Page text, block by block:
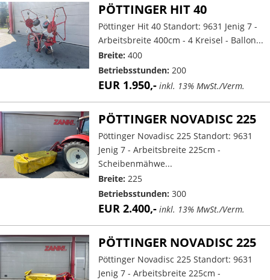
PÖTTINGER HIT 40
Pöttinger Hit 40 Standort: 9631 Jenig 7 -
Arbeitsbreite 400cm - 4 Kreisel - Ballon...
Breite: 400
Betriebsstunden: 200
EUR 1.950,- inkl. 13% MwSt./Verm.
PÖTTINGER NOVADISC 225
Pöttinger Novadisc 225 Standort: 9631
Jenig 7 - Arbeitsbreite 225cm -
Scheibenmähwe...
Breite: 225
Betriebsstunden: 300
EUR 2.400,- inkl. 13% MwSt./Verm.
PÖTTINGER NOVADISC 225
Pöttinger Novadisc 225 Standort: 9631
Jenig 7 - Arbeitsbreite 225cm -